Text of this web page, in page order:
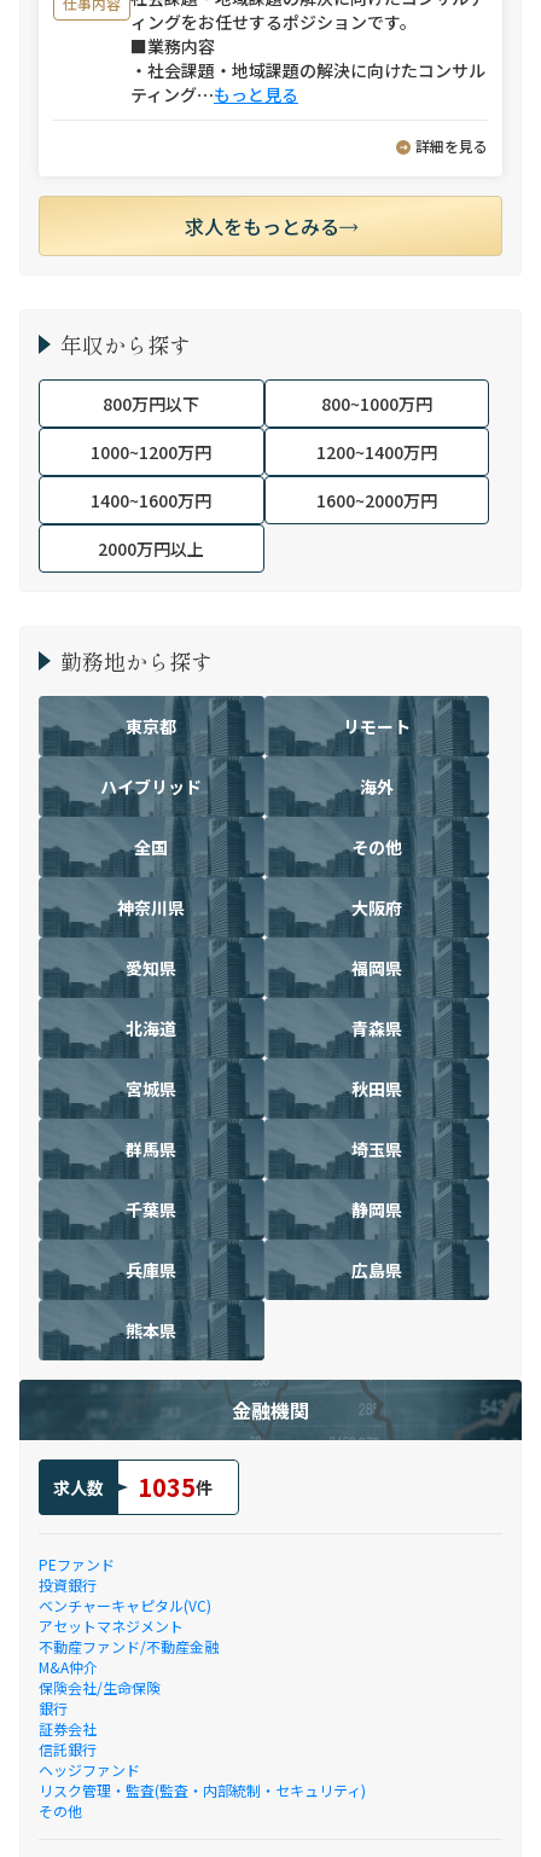
ィングをお任せするポジションです。
■業務内容
・社会課題・地域課題の解決に向けたコンサル
ティング⋯もっと見る
詳細を見る
求人をもっとみる
年収から探す
800万円以下
800~1000万円
1000~1200万円
1200~1400万円
1400~1600万円
1600~2000万円
2000万円以上
勤務地から探す
東京都 リモート
ハイブリッド 海外
全国 その他
神奈川県 大阪府
愛知県 福岡県
北海道 青森県
宮城県 秋田県
群馬県 埼玉県
千葉県 静岡県
兵庫県 広島県
熊本県
金融機関
求人数 1035件
PEファンド
投資銀行
ベンチャーキャピタル(VC)
アセットマネジメント
不動産ファンド/不動産金融
M&A仲介
保険会社/生命保険
銀行
証券会社
信託銀行
ヘッジファンド
リスク管理・監査(監査・内部統制・セキュリティ)
その他